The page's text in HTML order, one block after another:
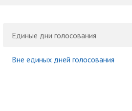
Единые дни голосования
Вне единых дней голосования